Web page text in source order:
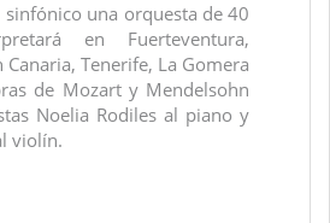
una orquesta de 40
en Fuerteventura,
Canaria, Tenerife, La Gomera
de Mozart y Mendelsohn
Noelia Rodiles al piano y
violín.